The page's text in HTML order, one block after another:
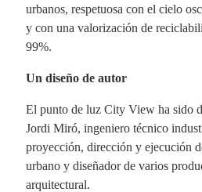
urbanos, respetuosa con el cielo
y con una valorización de
99%.
Un diseño de autor
El punto de luz City View ha sido
Jordi Miró, ingeniero técnico
proyección, dirección y ejecución
urbano y diseñador de varios
arquitectural.